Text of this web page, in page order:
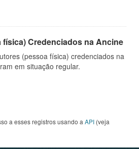
Credenciados na Ancine
(pessoa física) credenciados na
em situação regular.
a esses registros usando a API (veja